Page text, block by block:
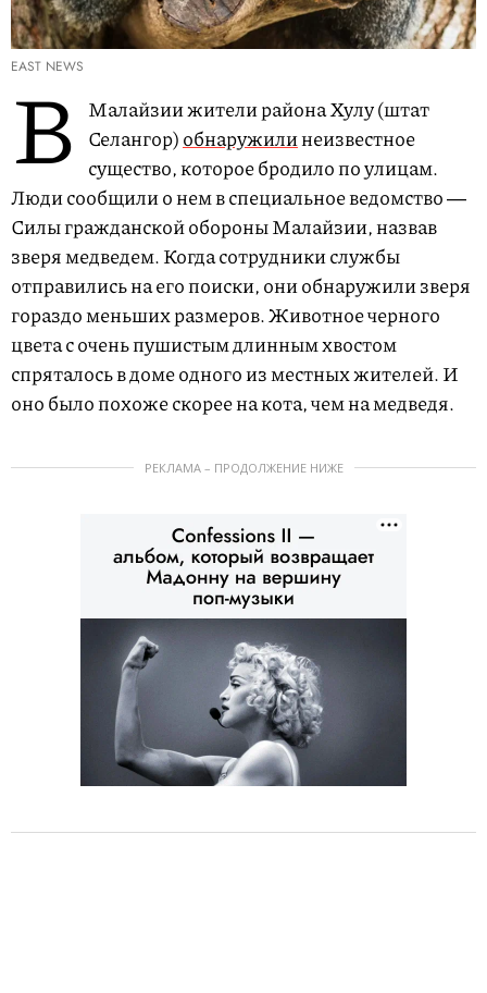
EAST NEWS
В
Малайзии жители района Хулу (штат
Селангор)обнаружилинеизвестное
существо, которое бродило по улицам.
Люди сообщили о нем в специальное ведомство ―
Силы гражданской обороны Малайзии, назвав
зверя медведем. Когда сотрудники службы
отправились на его поиски, они обнаружили зверя
гораздо меньших размеров. Животное черного
цвета с очень пушистым длинным хвостом
спряталось в доме одного из местных жителей. И
оно было похоже скорее на кота, чем на медведя.
РЕКЛАМА – ПРОДОЛЖЕНИЕ НИЖЕ